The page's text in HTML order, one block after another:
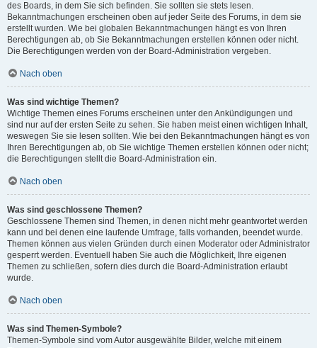
des Boards, in dem Sie sich befinden. Sie sollten sie stets lesen.
Bekanntmachungen erscheinen oben auf jeder Seite des Forums, in dem sie
erstellt wurden. Wie bei globalen Bekanntmachungen hängt es von Ihren
Berechtigungen ab, ob Sie Bekanntmachungen erstellen können oder nicht.
Die Berechtigungen werden von der Board-Administration vergeben.
Nach oben
Was sind wichtige Themen?
Wichtige Themen eines Forums erscheinen unter den Ankündigungen und
sind nur auf der ersten Seite zu sehen. Sie haben meist einen wichtigen Inhalt,
weswegen Sie sie lesen sollten. Wie bei den Bekanntmachungen hängt es von
Ihren Berechtigungen ab, ob Sie wichtige Themen erstellen können oder nicht;
die Berechtigungen stellt die Board-Administration ein.
Nach oben
Was sind geschlossene Themen?
Geschlossene Themen sind Themen, in denen nicht mehr geantwortet werden
kann und bei denen eine laufende Umfrage, falls vorhanden, beendet wurde.
Themen können aus vielen Gründen durch einen Moderator oder Administrator
gesperrt werden. Eventuell haben Sie auch die Möglichkeit, Ihre eigenen
Themen zu schließen, sofern dies durch die Board-Administration erlaubt
wurde.
Nach oben
Was sind Themen-Symbole?
Themen-Symbole sind vom Autor ausgewählte Bilder, welche mit einem